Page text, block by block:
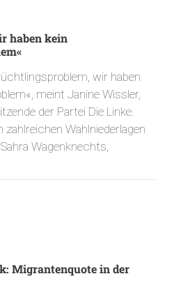
haben kein
wir haben
meint Janine Wissler,
der Partei Die Linke.
zahlreichen Wahlniederlagen
Wagenknechts,
Migrantenquote in der